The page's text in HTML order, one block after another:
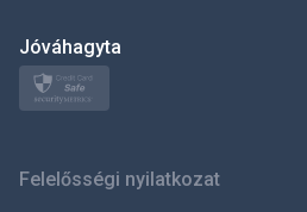
Jóváhagyta
Felelősségi nyilatkozat